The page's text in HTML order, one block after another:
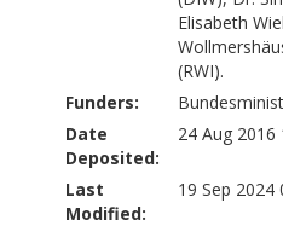
Elisabeth
(RWI).
Funders:
Date
Deposited:
24 Aug 2016
Last
Modified:
19 Sep 2024